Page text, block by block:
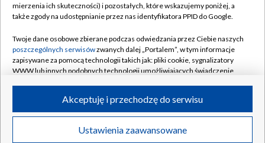
Naziemna Telewizja Cyfrowa
Rada Programowa
System NOS
Informacje o nadawcy
Program dla prasy
Pomoc
Kontakt
Kanały
©2026 Telewizja Polska S.A. w likwidacji
mierzenia ich skuteczności) i pozostałych, które wskazujemy poniżej, a
także zgody na udostępnianie przez nas identyfikatora PPID do Google.
Twoje dane osobowe zbierane podczas odwiedzania przez Ciebie naszych
poszczególnych serwisówzwanych dalej „Portalem”, w tym informacje
zapisywane za pomocą technologii takich jak: pliki cookie, sygnalizatory
WWW lub innych podobnych technologii umożliwiających świadczenie
ruchu w Internecie.
Twoje dane osobowe zbierane podczas odwiedzania przez Ciebie
poszczególnych serwisówna Portalu, takie jak adresy IP, identyfikatory
Ustawienia zaawansowane
Akceptuję i przechodzę do serwisu